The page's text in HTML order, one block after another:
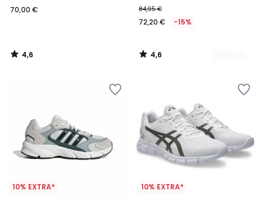
70,00 €
4,6
/
84,95 €
72,20 € -15%
4,6
/
10% EXTRA* 10% EXTRA*